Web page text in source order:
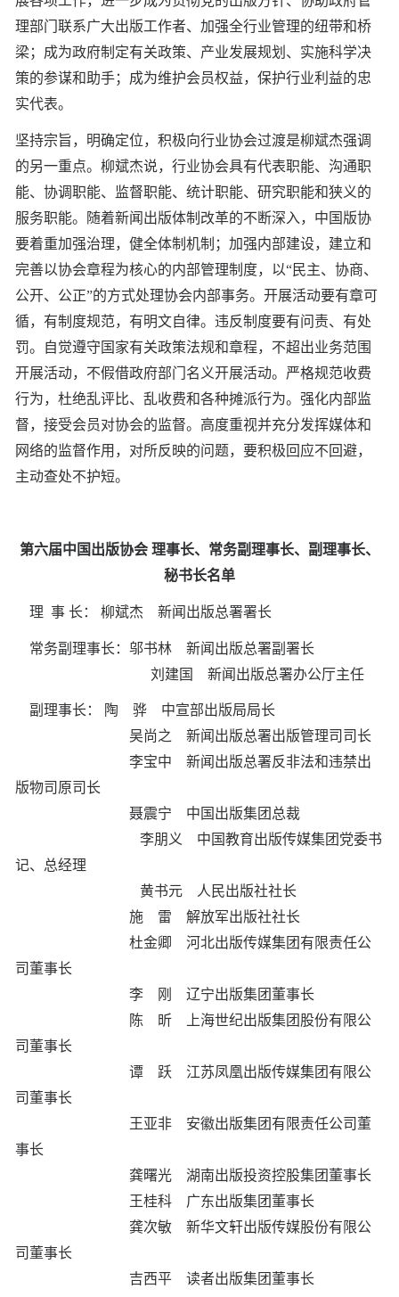
理部门联系广大出版工作者、加强全行业管理的纽带和桥
梁；成为政府制定有关政策、产业发展规划、实施科学决
策的参谋和助手；成为维护会员权益，保护行业利益的忠
实代表。
坚持宗旨，明确定位，积极向行业协会过渡是柳斌杰强调
的另一重点。柳斌杰说，行业协会具有代表职能、沟通职
能、协调职能、监督职能、统计职能、研究职能和狭义的
服务职能。随着新闻出版体制改革的不断深入，中国版协
要着重加强治理，健全体制机制；加强内部建设，建立和
完善以协会章程为核心的内部管理制度，以“民主、协商、
公开、公正”的方式处理协会内部事务。开展活动要有章可
循，有制度规范，有明文自律。违反制度要有问责、有处
罚。自觉遵守国家有关政策法规和章程，不超出业务范围
开展活动，不假借政府部门名义开展活动。严格规范收费
行为，杜绝乱评比、乱收费和各种摊派行为。强化内部监
督，接受会员对协会的监督。高度重视并充分发挥媒体和
网络的监督作用，对所反映的问题，要积极回应不回避，
主动查处不护短。
第六届中国出版协会 理事长、常务副理事长、副理事长、
秘书长名单
理 事 长： 柳斌杰 新闻出版总署署长
常务副理事长：邬书林 新闻出版总署副署长
刘建国 新闻出版总署办公厅主任
副理事长： 陶 骅 中宣部出版局局长
吴尚之 新闻出版总署出版管理司司长
李宝中 新闻出版总署反非法和违禁出
版物司原司长
聂震宁 中国出版集团总裁
李朋义 中国教育出版传媒集团党委书
记、总经理
黄书元 人民出版社社长
施 雷 解放军出版社社长
杜金卿 河北出版传媒集团有限责任公
司董事长
李 刚 辽宁出版集团董事长
陈 昕 上海世纪出版集团股份有限公
司董事长
谭 跃 江苏凤凰出版传媒集团有限公
司董事长
王亚非 安徽出版集团有限责任公司董
事长
龚曙光 湖南出版投资控股集团董事长
王桂科 广东出版集团董事长
龚次敏 新华文轩出版传媒股份有限公
司董事长
吉西平 读者出版集团董事长